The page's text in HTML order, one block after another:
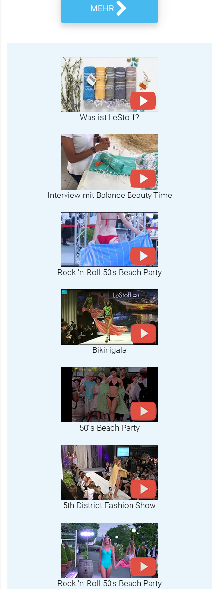
MEHR
Was ist LeStoff?
Interview mit Balance Beauty Time
Rock 'n' Roll 50's Beach Party
Bikinigala
50´s Beach Party
5th District Fashion Show
Rock 'n' Roll 50's Beach Party